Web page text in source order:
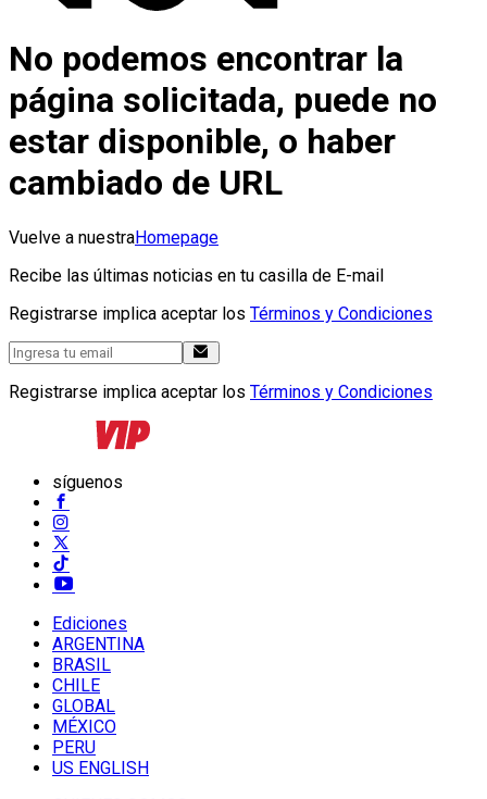
No podemos encontrar la
página solicitada, puede no
estar disponible, o haber
cambiado de URL
Vuelve a nuestraHomepage
Recibe las últimas noticias en tu casilla de E-mail
Registrarse implica aceptar los Términos y Condiciones
Registrarse implica aceptar los Términos y Condiciones
síguenos
Ediciones
ARGENTINA
BRASIL
CHILE
GLOBAL
MÉXICO
PERU
US ENGLISH